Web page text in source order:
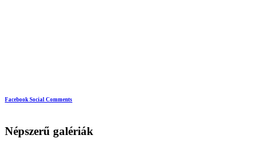
Facebook Social Comments
Népszerű galériák